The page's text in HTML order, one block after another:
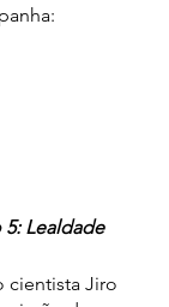
5: Lealdade
cientista Jiro